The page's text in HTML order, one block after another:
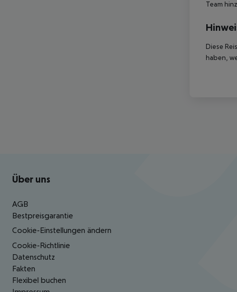
Team
Diese
haben,
Footer navigation
Über uns
AGB
Bestpreisgarantie
Cookie-Einstellungen ändern
Cookie-Richtlinie
Datenschutz
Fakten
Flexibel buchen